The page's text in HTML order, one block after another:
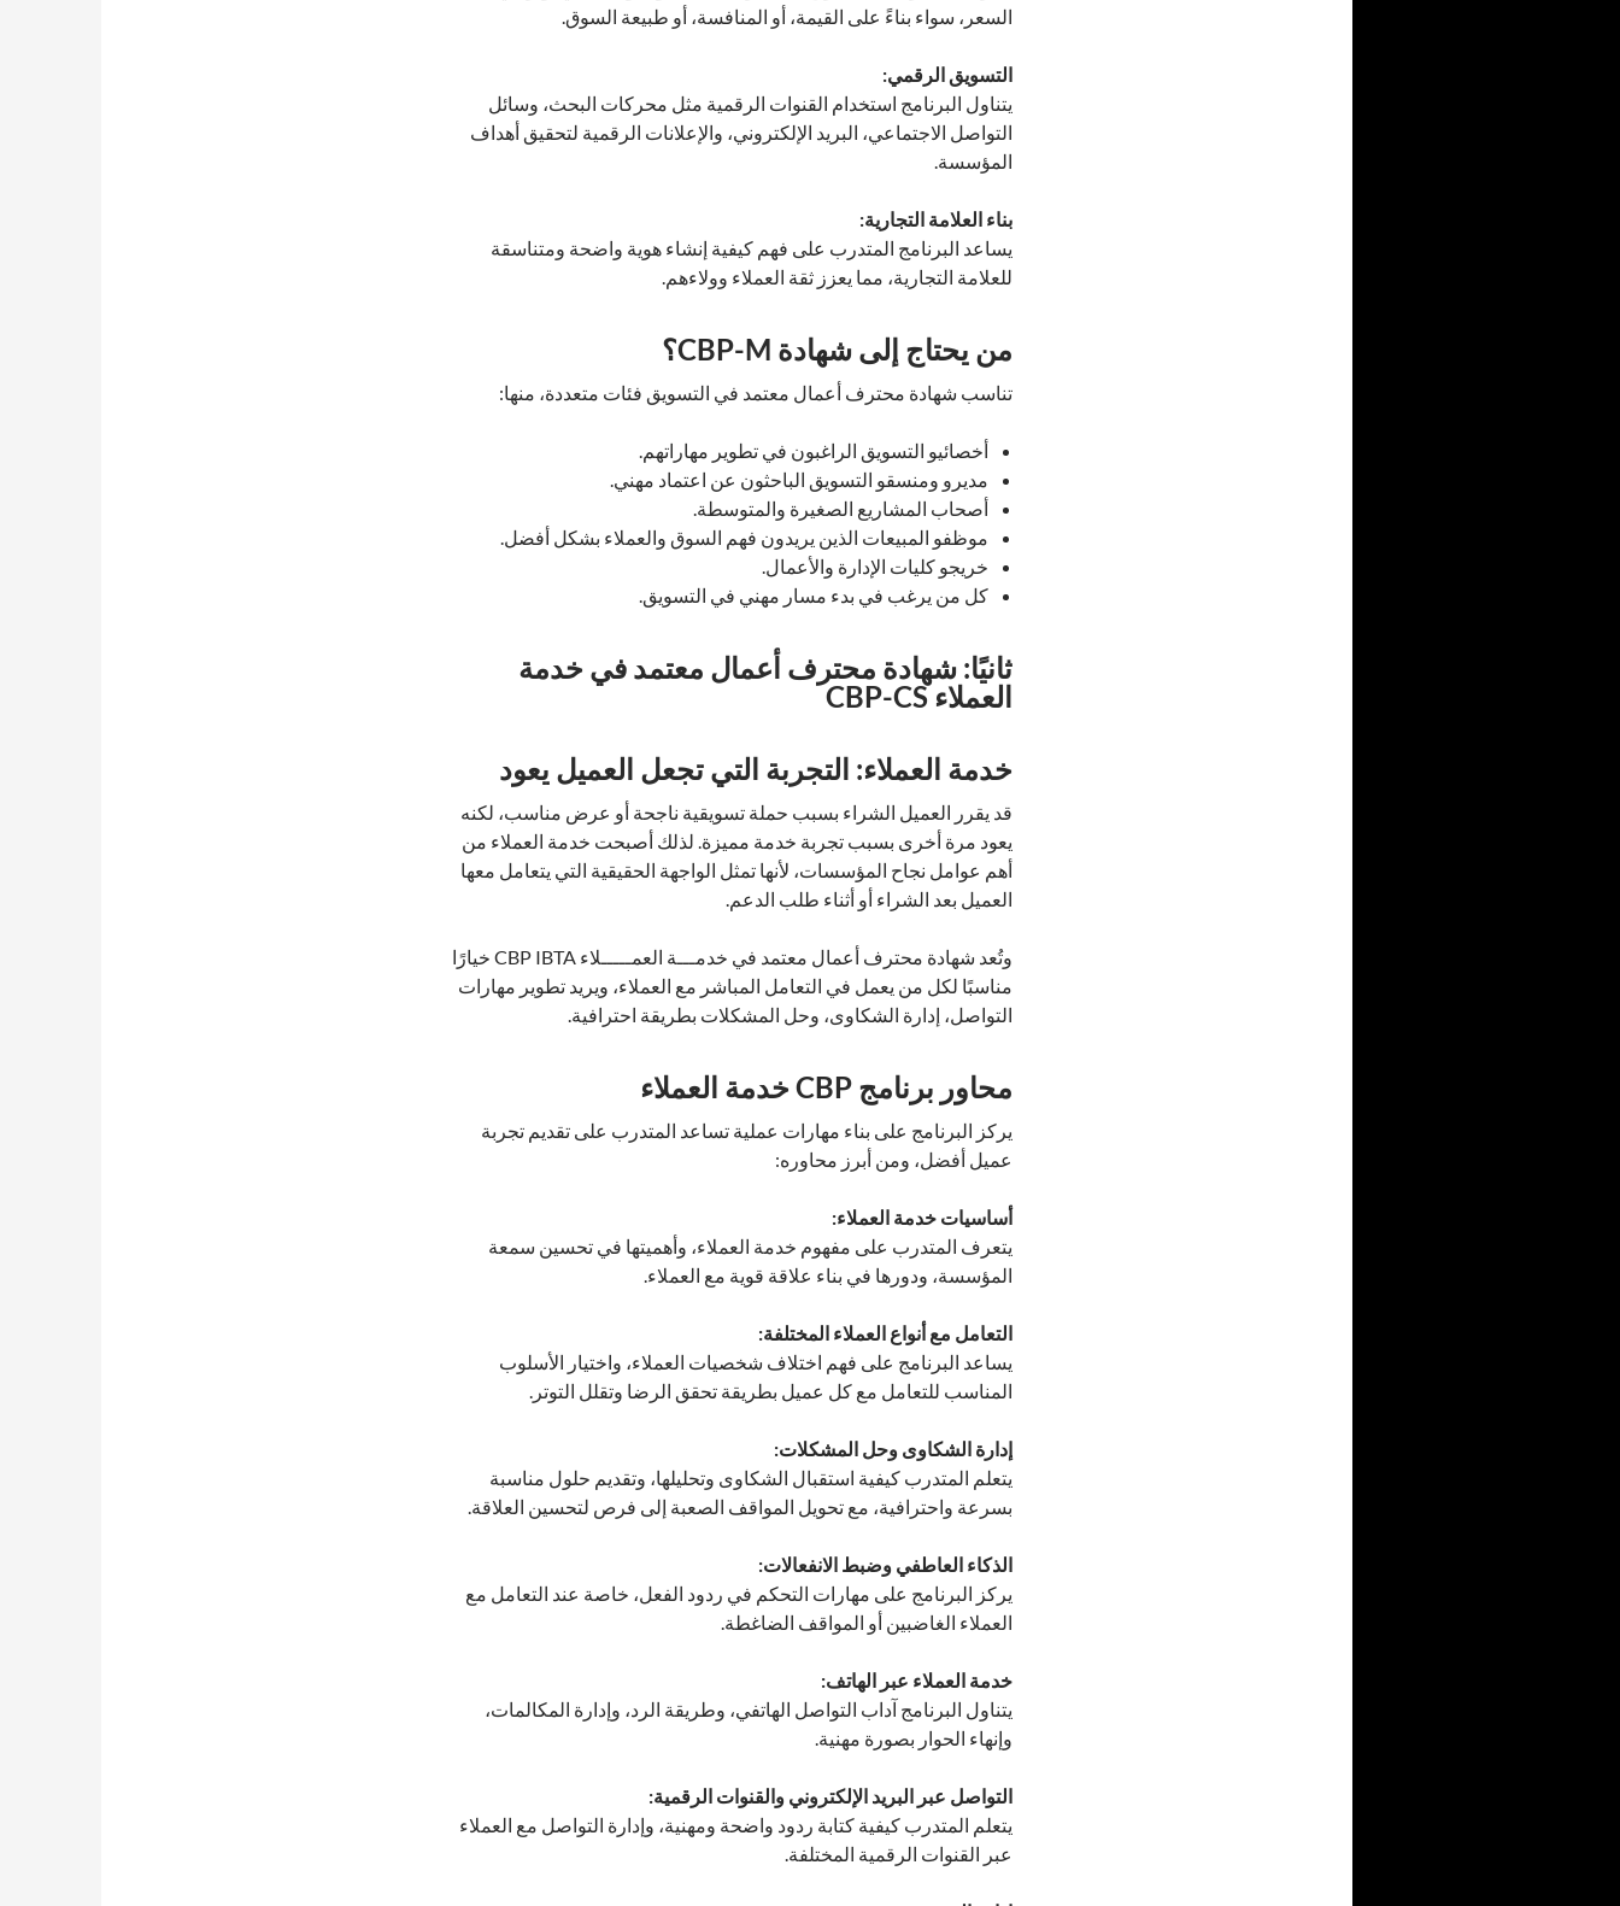
السعر، سواء بناءً على القيمة، أو المنافسة، أو طبيعة السوق.
التسويق الرقمي:
يتناول البرنامج استخدام القنوات الرقمية مثل محركات البحث، وسائل
التواصل الاجتماعي، البريد الإلكتروني، والإعلانات الرقمية لتحقيق أهداف
المؤسسة.
بناء العلامة التجارية:
يساعد البرنامج المتدرب على فهم كيفية إنشاء هوية واضحة ومتناسقة
للعلامة التجارية، مما يعزز ثقة العملاء وولاءهم.
من يحتاج إلى شهادة CBP-M؟
تناسب شهادة محترف أعمال معتمد في التسويق فئات متعددة، منها:
أخصائيو التسويق الراغبون في تطوير مهاراتهم.
مديرو ومنسقو التسويق الباحثون عن اعتماد مهني.
أصحاب المشاريع الصغيرة والمتوسطة.
موظفو المبيعات الذين يريدون فهم السوق والعملاء بشكل أفضل.
خريجو كليات الإدارة والأعمال.
كل من يرغب في بدء مسار مهني في التسويق.
ثانيًا: شهادة محترف أعمال معتمد في خدمة
العملاء CBP-CS
خدمة العملاء: التجربة التي تجعل العميل يعود
قد يقرر العميل الشراء بسبب حملة تسويقية ناجحة أو عرض مناسب، لكنه
يعود مرة أخرى بسبب تجربة خدمة مميزة. لذلك أصبحت خدمة العملاء من
أهم عوامل نجاح المؤسسات، لأنها تمثل الواجهة الحقيقية التي يتعامل معها
العميل بعد الشراء أو أثناء طلب الدعم.
وتُعد شهادة محترف أعمال معتمد في خدمـــة العمـــــلاء CBP IBTA خيارًا
مناسبًا لكل من يعمل في التعامل المباشر مع العملاء، ويريد تطوير مهارات
التواصل، إدارة الشكاوى، وحل المشكلات بطريقة احترافية.
محاور برنامج CBP خدمة العملاء
يركز البرنامج على بناء مهارات عملية تساعد المتدرب على تقديم تجربة
عميل أفضل، ومن أبرز محاوره:
أساسيات خدمة العملاء:
يتعرف المتدرب على مفهوم خدمة العملاء، وأهميتها في تحسين سمعة
المؤسسة، ودورها في بناء علاقة قوية مع العملاء.
التعامل مع أنواع العملاء المختلفة:
يساعد البرنامج على فهم اختلاف شخصيات العملاء، واختيار الأسلوب
المناسب للتعامل مع كل عميل بطريقة تحقق الرضا وتقلل التوتر.
إدارة الشكاوى وحل المشكلات:
يتعلم المتدرب كيفية استقبال الشكاوى وتحليلها، وتقديم حلول مناسبة
بسرعة واحترافية، مع تحويل المواقف الصعبة إلى فرص لتحسين العلاقة.
الذكاء العاطفي وضبط الانفعالات:
يركز البرنامج على مهارات التحكم في ردود الفعل، خاصة عند التعامل مع
العملاء الغاضبين أو المواقف الضاغطة.
خدمة العملاء عبر الهاتف:
يتناول البرنامج آداب التواصل الهاتفي، وطريقة الرد، وإدارة المكالمات،
وإنهاء الحوار بصورة مهنية.
التواصل عبر البريد الإلكتروني والقنوات الرقمية:
يتعلم المتدرب كيفية كتابة ردود واضحة ومهنية، وإدارة التواصل مع العملاء
عبر القنوات الرقمية المختلفة.